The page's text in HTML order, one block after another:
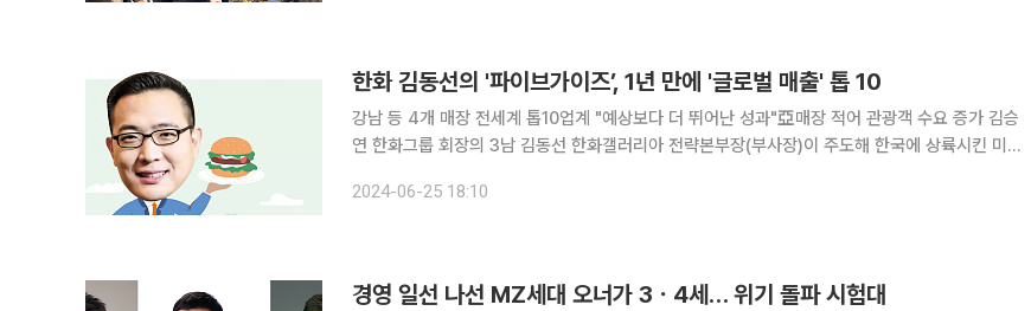
한화 김동선의 '파이브가이즈’, 1년 만에 '글로벌 매출' 톱 10
강남 등 4개 매장 전세계 톱10업계 "예상보다 더 뛰어난 성과"亞매장 적어 관광객 수요 증가 김승
연 한화그룹 회장의 3남 김동선 한화갤러리아 전략본부장(부사장)이 주도해 한국에 상륙시킨 미국
즈 서울 점포 4곳은 매일 오픈 런을 일으킬 정도로 가
2024-06-25 18:10
경영 일선 나선 MZ세대 오너가 3ㆍ4세… 위기 돌파 시험대